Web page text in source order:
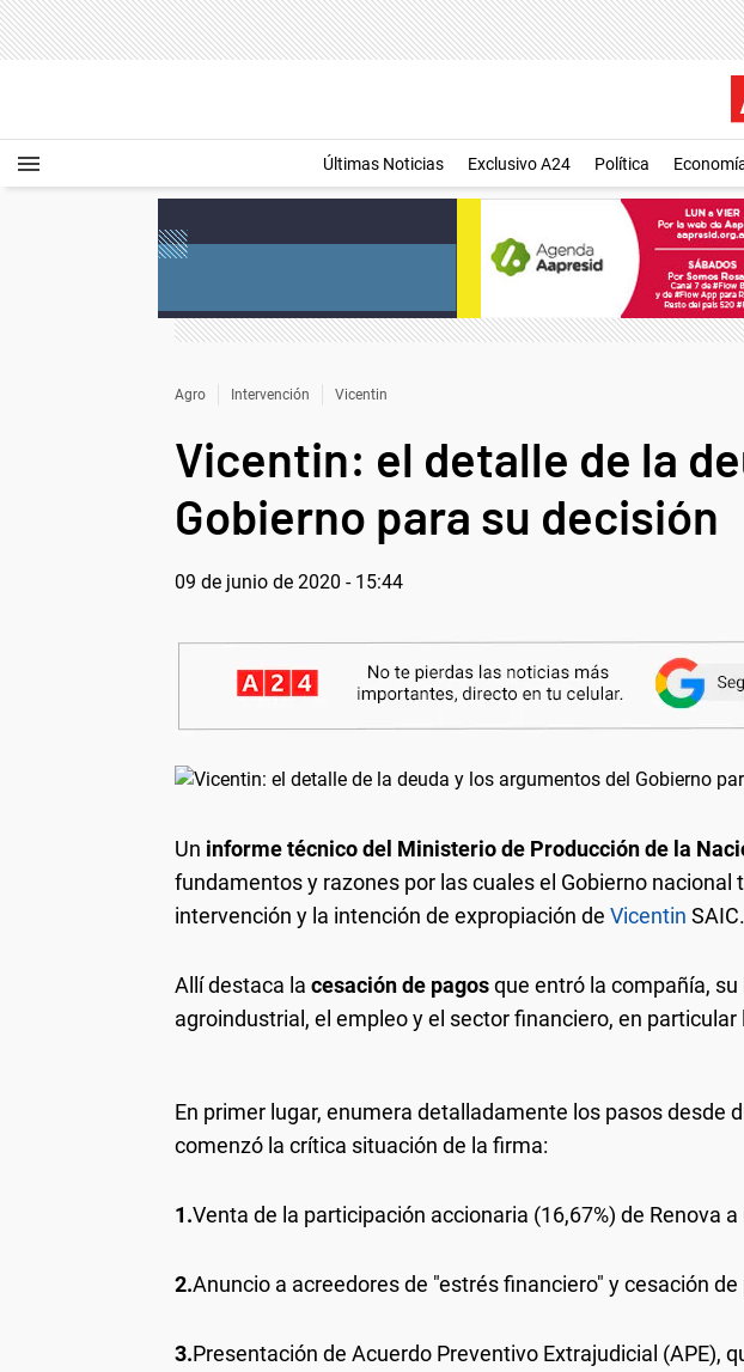
Últimas Noticias Exclusivo A24 Política
Agro Intervención Vicentin
Vicentin: el detalle de la
Gobierno para su decisión
09 de junio de 2020 - 15:44
Un informe técnico del Ministerio de Producción de la
fundamentos y razones por las cuales el Gobierno nacional
intervención y la intención de expropiación de Vicentin SAIC.
Allí destaca la cesación de pagosque entró la compañía,
agroindustrial, el empleo y el sector financiero, en
En primer lugar, enumera detalladamente los pasos desde
comenzó la crítica situación de la firma:
1.Venta de la participación accionaria (16,67%) de Renova a
2.Anuncio a acreedores de "estrés financiero" y cesación de
3.Presentación de Acuerdo Preventivo Extrajudicial (APE),